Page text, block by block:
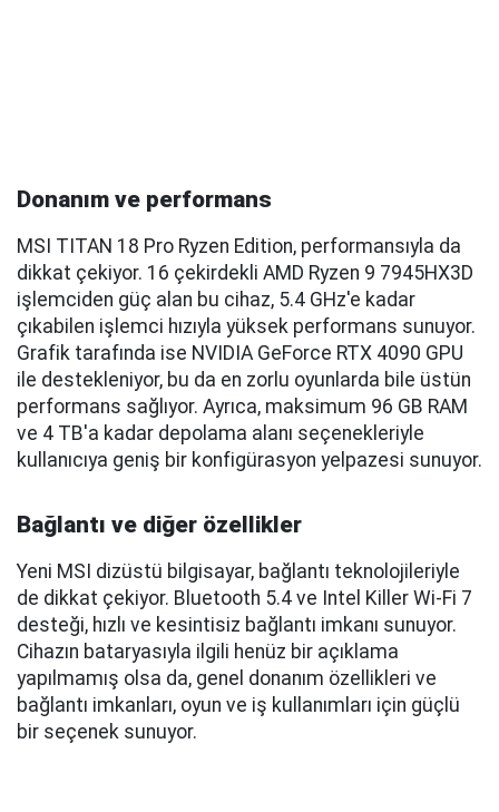
Donanım ve performans
MSI TITAN 18 Pro Ryzen Edition, performansıyla da
dikkat çekiyor. 16 çekirdekli AMD Ryzen 9 7945HX3D
işlemciden güç alan bu cihaz, 5.4 GHz'e kadar
çıkabilen işlemci hızıyla yüksek performans sunuyor.
Grafik tarafında ise NVIDIA GeForce RTX 4090 GPU
ile destekleniyor, bu da en zorlu oyunlarda bile üstün
performans sağlıyor. Ayrıca, maksimum 96 GB RAM
ve 4 TB'a kadar depolama alanı seçenekleriyle
kullanıcıya geniş bir konfigürasyon yelpazesi sunuyor.
Bağlantı ve diğer özellikler
Yeni MSI dizüstü bilgisayar, bağlantı teknolojileriyle
de dikkat çekiyor. Bluetooth 5.4 ve Intel Killer Wi-Fi 7
desteği, hızlı ve kesintisiz bağlantı imkanı sunuyor.
Cihazın bataryasıyla ilgili henüz bir açıklama
yapılmamış olsa da, genel donanım özellikleri ve
bağlantı imkanları, oyun ve iş kullanımları için güçlü
bir seçenek sunuyor.